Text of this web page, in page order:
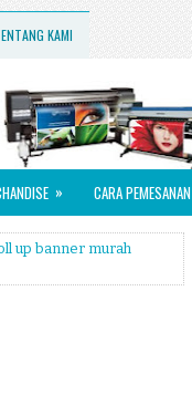
KAMI
» CARA PEMESANAN
up banner murah